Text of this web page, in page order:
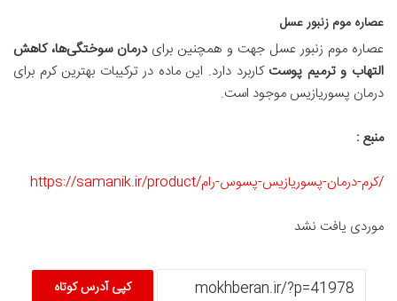
عصاره موم زنبور عسل
عصاره موم زنبور عسل جهت و همچنین برای درمان سوختگی‌ها، کاهش
التهاب و ترمیم پوست کاربرد دارد. این ماده در ترکیبات بهترین کرم برای
درمان پسوریازیس موجود است.
منبع :
https://samanik.ir/product/کرم-درمان-پسوریازیس-پسوس-رام/
موردی یافت نشد
کپی آدرس کوتاه